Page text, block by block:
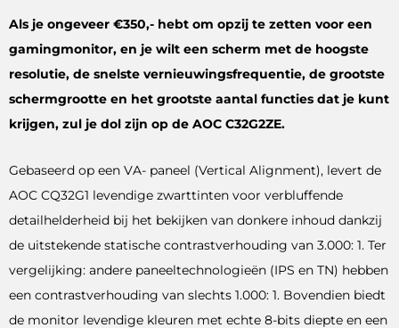
Als je ongeveer €350,- hebt om opzij te zetten voor een
gamingmonitor, en je wilt een scherm met de hoogste
resolutie, de snelste vernieuwingsfrequentie, de grootste
schermgrootte en het grootste aantal functies dat je kunt
krijgen, zul je dol zijn op de AOC C32G2ZE.
Gebaseerd op een VA- paneel (Vertical Alignment), levert de
AOC CQ32G1 levendige zwarttinten voor verbluffende
detailhelderheid bij het bekijken van donkere inhoud dankzij
de uitstekende statische contrastverhouding van 3.000: 1. Ter
vergelijking: andere paneeltechnologieën (IPS en TN) hebben
een contrastverhouding van slechts 1.000: 1. Bovendien biedt
de monitor levendige kleuren met echte 8-bits diepte en een